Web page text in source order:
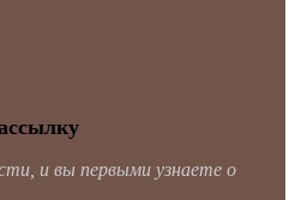
и вы первыми узнаете о